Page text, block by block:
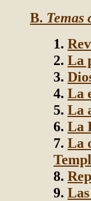
B. Temas
1.
2. La
3.
4. La
5. La
6. La
7. La
8.
9.